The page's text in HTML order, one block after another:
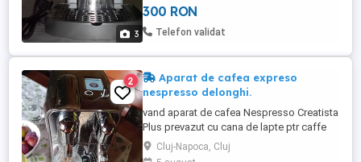
3
300 RON
Telefon validat
2
Aparat de cafea expreso
nespresso delonghi.
vand aparat de cafea Nespresso Creatista
Plus prevazut cu cana de lapte ptr caffe
latte sau capuccino fabricat in Italia în
stare foarte bună perfect funcțional
Cluj-Napoca, Cluj